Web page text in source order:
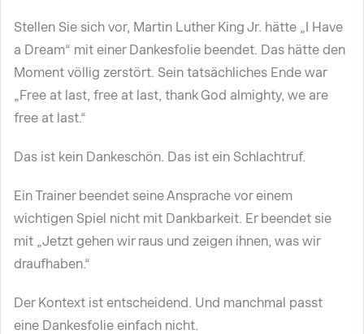
Stellen Sie sich vor, Martin Luther King Jr. hätte „I Have
a Dream“ mit einer Dankesfolie beendet. Das hätte den
Moment völlig zerstört. Sein tatsächliches Ende war
„Free at last, free at last, thank God almighty, we are
free at last.“
Das ist kein Dankeschön. Das ist ein Schlachtruf.
Ein Trainer beendet seine Ansprache vor einem
wichtigen Spiel nicht mit Dankbarkeit. Er beendet sie
mit „Jetzt gehen wir raus und zeigen ihnen, was wir
draufhaben.“
Der Kontext ist entscheidend. Und manchmal passt
eine Dankesfolie einfach nicht.